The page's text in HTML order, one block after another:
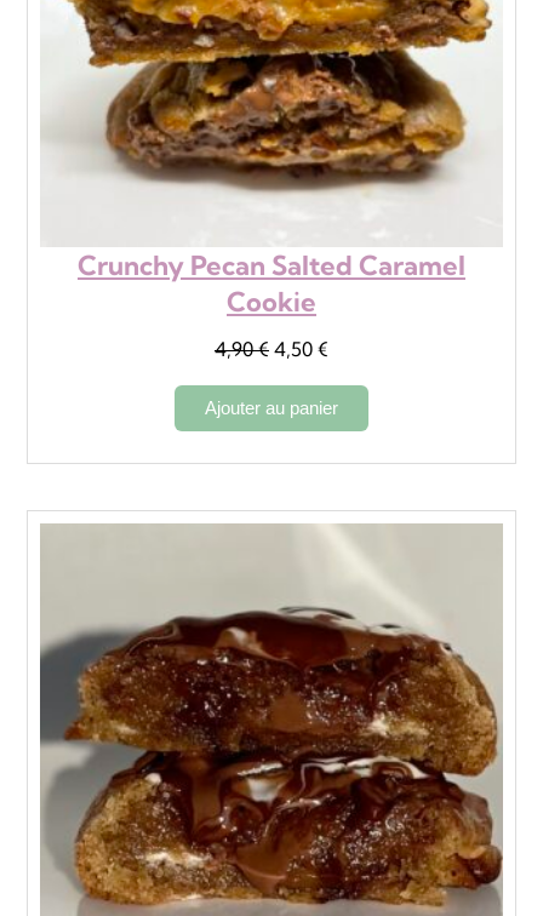
Crunchy Pecan Salted Caramel
Cookie
4,90€ Le
initial
4,90 €.
4,50 €
actuel
4,50 €.
Ajouter au panier